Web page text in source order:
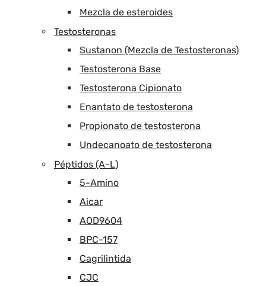
Mezcla de esteroides
Testosteronas
Sustanon (Mezcla de Testosteronas)
Testosterona Base
Testosterona Cipionato
Enantato de testosterona
Propionato de testosterona
Undecanoato de testosterona
Péptidos (A-L)
5-Amino
Aicar
AOD9604
BPC-157
Cagrilintida
CJC